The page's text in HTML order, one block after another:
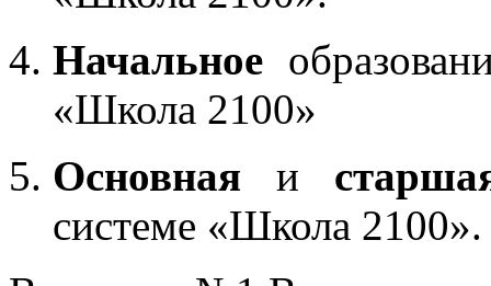
Начальное
«Школа 2100»
Основная и
системе «Школа 2100».